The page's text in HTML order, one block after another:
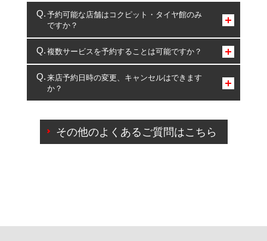
予約可能な店舗はコクピット・タイヤ館のみ
ですか？
コクピット・タイヤ館のみとなります。
複数サービスを予約することは可能ですか？
複数サービスのご予約は可能です。
一部の商品・サービスの組み合わせに限り、同時にご予約が
出来ないものもございます。
来店予約日時の変更、キャンセルはできます
か？
ご来店予約日の3営業日前を過ぎている場合のご予約
の日時変更につきましては、直接ご予約の店舗まで
その他のよくあるご質問はこちら